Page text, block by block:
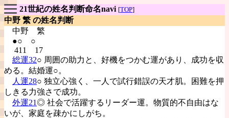
21世紀の姓名判断命名navi [TOP]
中野 繁 の姓名判断
中野 繁
●○ ○
411 17
総運32○ 周囲の助力と、好機をつかむ運があり、成功を収
める。結婚運○。
人運28○ 独立心強く、一人で試行錯誤の天才肌。困難を押
しきる力強さで成功。
外運21◎ 社会で活躍するリーダー運。物質的不自由はな
いが、家庭を疎かにしがち。